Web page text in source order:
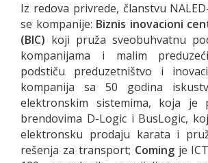
Iz redova privrede, članstvu
se kompanije: Biznis inovacioni
(BIC) koji pruža sveobuhvatnu
kompanijama i malim
podstiču preduzetništvo i
kompanija sa 50 godina
elektronskim sistemima, koja je
brendovima D-Logic i BusLogic,
elektronsku prodaju karata i
rešenja za transport; Comingje